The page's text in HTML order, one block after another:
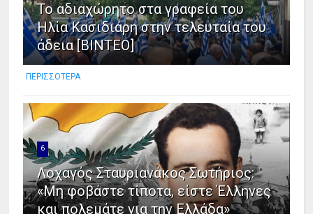
Το αδιαχώρητο στα γραφεία του
Ηλία Κασιδιάρη στην τελευταία του
άδεια [ΒΙΝΤΕΟ]
ΠΕΡΙΣΣΟΤΕΡΑ
6
Λοχαγός Σταυριανάκος Σωτήριος:
«Μη φοβάστε τίποτα, είστε Έλληνες
και πολεμάτε για την Ελλάδα»